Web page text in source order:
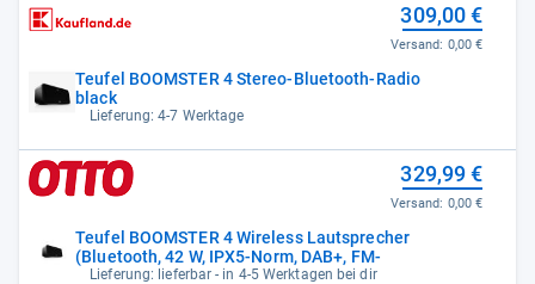
Teufel BOOMSTER 4 Stereo-Bluetooth-Radio
black
Lieferung: 4-7 Werktage
309,00 €
Versand: 0,00 €
Teufel BOOMSTER 4 Wireless Lautsprecher
(Bluetooth, 42 W, IPX5-Norm, DAB+, FM-
Lieferung: lieferbar - in 4-5 Werktagen bei dir
329,99 €
Versand: 0,00 €